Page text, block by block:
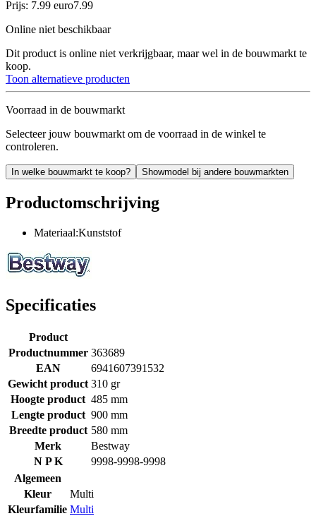
Prijs: 7.99 euro7.99
Online niet beschikbaar
Dit product is online niet verkrijgbaar, maar wel in de bouwmarkt te
koop.
Toon alternatieve producten
Voorraad in de bouwmarkt
Selecteer jouw bouwmarkt om de voorraad in de winkel te
controleren.
In welke bouwmarkt te koop? Showmodel bij andere bouwmarkten
Productomschrijving
Materiaal:Kunststof
Specificaties
Product
Productnummer 363689
EAN
6941607391532
Gewicht product 310 gr
Hoogte product 485 mm
Lengte product 900 mm
Breedte product 580 mm
Merk
Bestway
N P K
9998-9998-9998
Algemeen
Kleur
Multi
Kleurfamilie Multi